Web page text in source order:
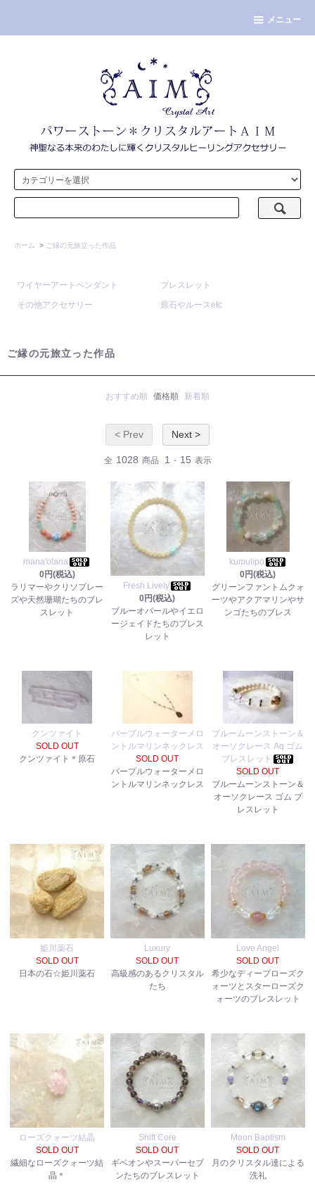
メニュー
ホーム > ご縁の元旅立った作品
ワイヤーアートペンダント
ブレスレット
その他アクセサリー
原石やルースetc
ご縁の元旅立った作品
おすすめ順 価格順 新着順
< Prev Next >
全 1028 商品 1 - 15 表示
mana'olana
0円(税込)
ラリマーやクリソプレー
ズや天然珊瑚たちのブレ
スレット
Fresh Lively
0円(税込)
ブルーオパールやイエロ
ージェイドたちのブレス
レット
kumulipo
0円(税込)
グリーンファントムクォ
ーツやアクアマリンやサ
ンゴたちのブレス
クンツァイト
SOLD OUT
クンツァイト＊原石
パープルウォーターメロ
ントルマリンネックレス
SOLD OUT
パープルウォーターメロ
ントルマリンネックレス
ブルームーンストーン＆
オーソクレース Aq ゴム
ブレスレット
SOLD OUT
ブルームーンストーン＆
オーソクレース ゴム ブ
レスレット
姫川薬石
SOLD OUT
日本の石☆姫川薬石
Luxury
SOLD OUT
高級感のあるクリスタル
たち
Love Angel
SOLD OUT
希少なディープローズク
ォーツとスターローズク
ォーツのブレスレット
ローズクォーツ結晶
SOLD OUT
繊細なローズクォーツ結
晶＊
Shift Core
SOLD OUT
ギベオンやスーパーセブ
ンたちのブレスレット
Moon Baptism
SOLD OUT
月のクリスタル達による
洗礼